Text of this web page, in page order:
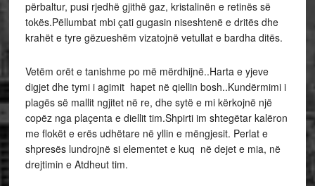
përbaltur, pusi rjedhë gjithë gaz, kristalinën e retinës së
tokës.Pëllumbat mbi çati gugasin niseshtenë e dritës dhe
krahët e tyre gëzueshëm vizatojnë vetullat e bardha ditës.
Vetëm orët e tanishme po më mërdhijnë..Harta e yjeve
digjet dhe tymi i agimit hapet në qiellin bosh..Kundërmimi i
plagës së mallit ngjitet në re, dhe sytë e mi kërkojnë një
copëz nga plaçenta e diellit tim.Shpirti im shtegëtar kalëron
me flokët e erës udhëtare në yllin e mëngjesit. Perlat e
shpresës lundrojnë si elementet e kuq në dejet e mia, në
drejtimin e Atdheut tim.